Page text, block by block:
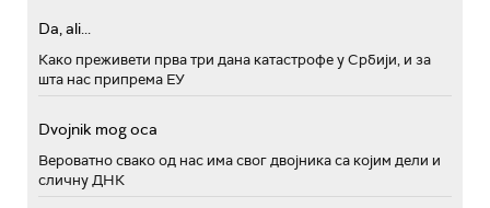
Da, ali...
Како преживети прва три дана катастрофе у Србији, и за
шта нас припрема ЕУ
Dvojnik mog oca
Вероватно свако од нас има свог двојника са којим дели и
сличну ДНК